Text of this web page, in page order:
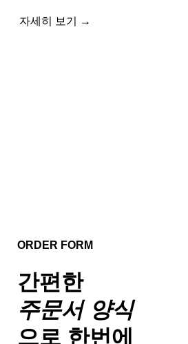
자세히 보기 →
ORDER FORM
간편한
주문서 양식
으로 한번에